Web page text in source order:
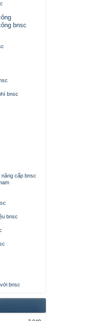
bnsc
bnsc
nâng cấp bnsc
bnsc
bnsc